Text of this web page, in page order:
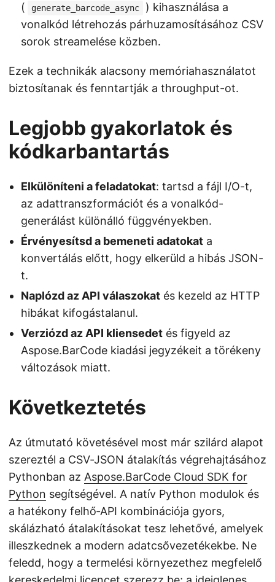
(
generate_barcode_async
) kihasználása a
vonalkód létrehozás párhuzamosításához CSV
sorok streamelése közben.
Ezek a technikák alacsony memóriahasználatot
biztosítanak és fenntartják a throughput-ot.
Legjobb gyakorlatok és
kódkarbantartás
Elkülöníteni a feladatokat: tartsd a fájl I/O-t,
az adattranszformációt és a vonalkód-
generálást különálló függvényekben.
Érvényesítsd a bemeneti adatokat a
konvertálás előtt, hogy elkerüld a hibás JSON-
t.
Naplózd az API válaszokat és kezeld az HTTP
hibákat kifogástalanul.
Verziózd az API kliensedet és figyeld az
Aspose.BarCode kiadási jegyzékeit a törékeny
változások miatt.
Következtetés
Az útmutató követésével most már szilárd alapot
szereztél a CSV‑JSON átalakítás végrehajtásához
Pythonban az Aspose.BarCode Cloud SDK for
Python segítségével. A natív Python modulok és
a hatékony felhő‑API kombinációja gyors,
skálázható átalakításokat tesz lehetővé, amelyek
illeszkednek a modern adatcsővezetékekbe. Ne
feledd, hogy a termelési környezethez megfelelő